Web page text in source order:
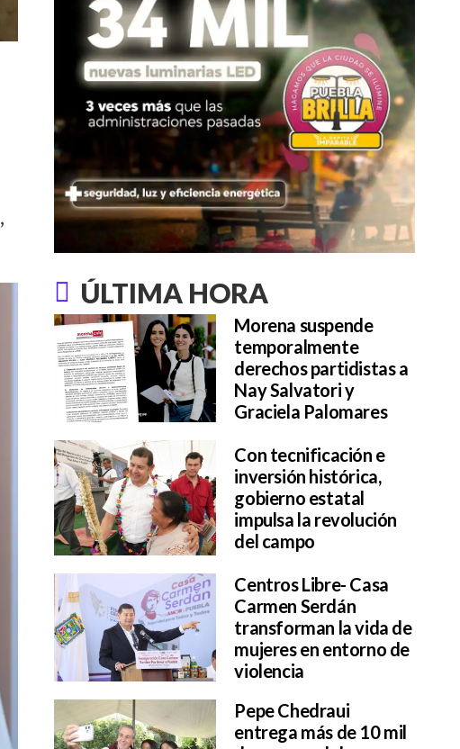
,
ÚLTIMA HORA
Morena suspende
temporalmente
derechos partidistas a
Nay Salvatori y
Graciela Palomares
Con tecnificación e
inversión histórica,
gobierno estatal
impulsa la revolución
del campo
Centros Libre- Casa
Carmen Serdán
transforman la vida de
mujeres en entorno de
violencia
Pepe Chedraui
entrega más de 10 mil